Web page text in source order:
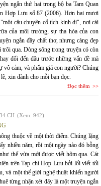
ngắn thứ hai trong bộ ba Tam Quan
Hợp Lưu số 87 (2006). Hơn hai mươi
câu chuyện cổ tích kinh dị", nơi cái
của môi trường, sự tha hóa của con
ngắn đầy chất thơ, nhưng càng đẹp
qua. Dòng sông trong truyện có còn
đổi đến đâu trước những vấn đề mà
cảm, và phẩm giá con người? Chúng
xin dành cho mỗi bạn đọc.
Đọc thêm
CH (Xem: 942)
thuộc về một thời điểm. Chúng lặng
nhiều năm, rồi một ngày nào đó bỗng
thể vừa mới được viết hôm qua. Cát
trên Tạp chí Hợp Lưu bởi lối viết tối
và một thế giới nghệ thuật khiến người
từng nhận xét đây là một truyện ngắn